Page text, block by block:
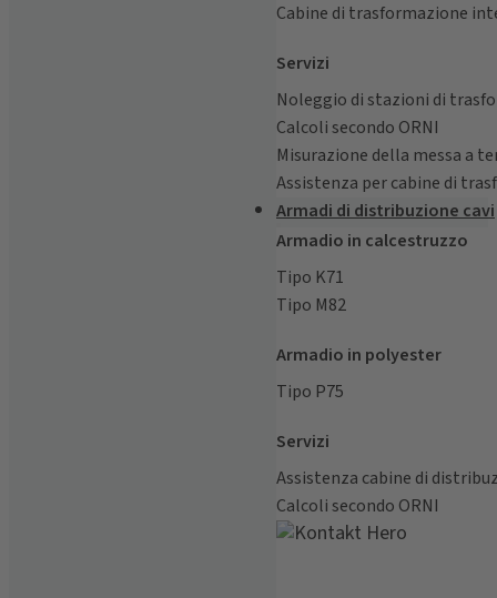
Cabine di trasformazione
Servizi
Noleggio di stazioni di
Calcoli secondo ORNI
Misurazione della messa a
Assistenza per cabine di
Armadi di distribuzione cavi
Armadio in calcestruzzo
Tipo K71
Tipo M82
Armadio in polyester
Tipo P75
Servizi
Assistenza cabine di
Calcoli secondo ORNI